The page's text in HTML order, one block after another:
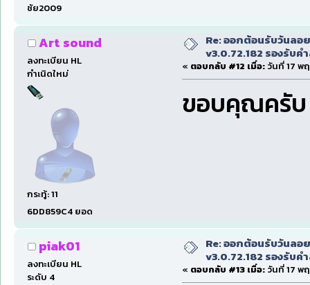
ชัย2009
Art sound
ลงทะเบียน HL
กำเนิดใหม่
กระทู้: 11
6DD859C4 ยอด
Re: ออกต้อนรับวันลอ
v3.0.72.182 รองรับ
« ตอบกลับ #12 เมื่อ: วันที่ 17 พ
ขอบคุณครับ
piak01
ลงทะเบียน HL
ระดับ 4
Re: ออกต้อนรับวันลอ
v3.0.72.182 รองรับ
« ตอบกลับ #13 เมื่อ: วันที่ 17 พ